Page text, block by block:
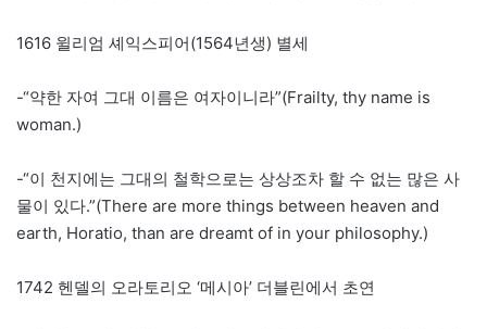
1616 윌리엄 셰익스피어(1564년생) 별세
-“약한 자여 그대 이름은 여자이니라”(Frailty, thy name is
woman.)
-“이 천지에는 그대의 철학으로는 상상조차 할 수 없는 많은 사
물이 있다.”(There are more things between heaven and
earth, Horatio, than are dreamt of in your philosophy.)
1742 헨델의 오라토리오 ‘메시아’ 더블린에서 초연